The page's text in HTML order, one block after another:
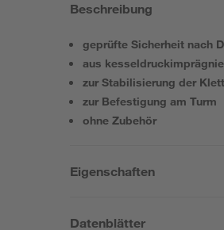
Beschreibung
geprüfte Sicherheit nach
aus
zur Stabilisierung der
zur Befestigung am Turm
ohne Zubehör
Eigenschaften
Datenblätter